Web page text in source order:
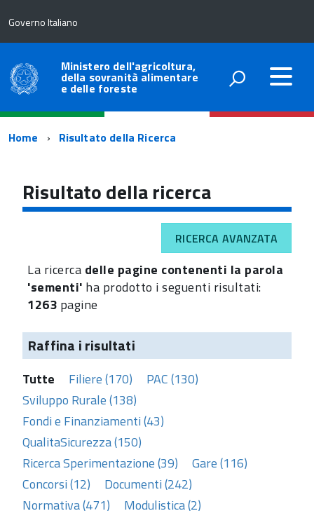
Governo Italiano
Ministero dell'agricoltura,
della sovranità alimentare
e delle foreste
Percorso
navigazione
Home Risultato della Ricerca
Risultato della ricerca
RICERCA AVANZATA
La ricerca delle pagine contenenti la parola
'sementi' ha prodotto i seguenti risultati:
1263 pagine
Raffina i risultati
Tutte Filiere (170)
PAC (130)
Sviluppo Rurale (138)
Fondi e Finanziamenti (43)
QualitaSicurezza (150)
Ricerca Sperimentazione (39)
Gare (116)
Concorsi (12)
Documenti (242)
Normativa (471)
Modulistica (2)